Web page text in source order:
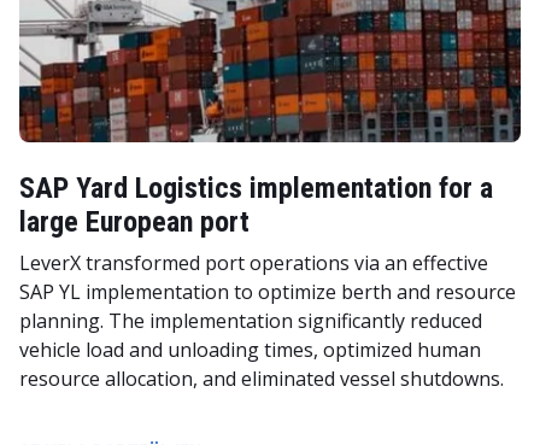
SAP Yard Logistics implementation for a
large European port
LeverX transformed port operations via an effective
SAP YL implementation to optimize berth and resource
planning. The implementation significantly reduced
vehicle load and unloading times, optimized human
resource allocation, and eliminated vessel shutdowns.